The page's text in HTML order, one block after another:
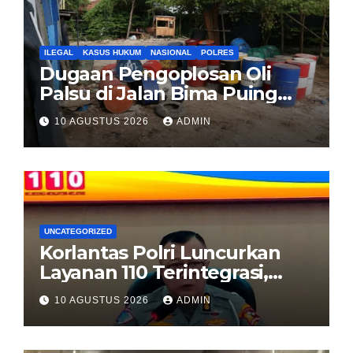
ILEGAL KASUS HUKUM NASIONAL POLRES
Dugaan Pengoplosan Oli
Palsu di Jalan Bima Puing
Rawa Buaya, Polisi diminta
turun tangan
10 AGUSTUS 2026 ADMIN
UNCATEGORIZED
Korlantas Polri Luncurkan
Layanan 110 Terintegrasi,
Percepat Respons Polisi di
Jalan Tol
10 AGUSTUS 2026 ADMIN